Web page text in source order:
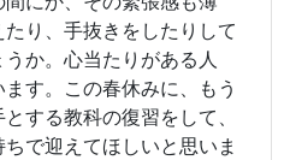
り、手抜きをしたりして
か。心当たりがある人
す。この春休みに、もう
する教科の復習をして、
で迎えてほしいと思いま